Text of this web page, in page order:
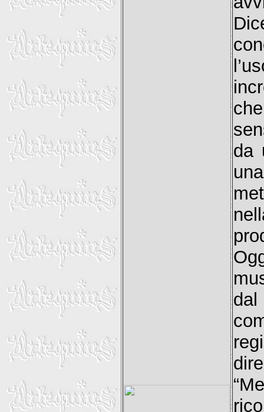
da